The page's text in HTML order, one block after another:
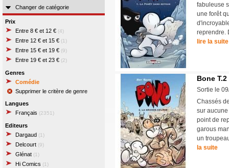
Changer de catégorie
Prix
Entre 8 € et 12 € (4)
Entre 12 € et 15 € (1)
Entre 15 € et 19 € (9)
Entre 19 € et 23 € (2)
Genres
Comédie
Supprimer le critère de genre
Langues
Français (2351)
Editeurs
Dargaud (1)
Delcourt (9)
Glénat (1)
Hi Comics (1)
fabuleuse
une forêt
reprendre.
lire la suite
Bone T.2
Sortie le
Chassés
sur
point de
garous
un
la suite